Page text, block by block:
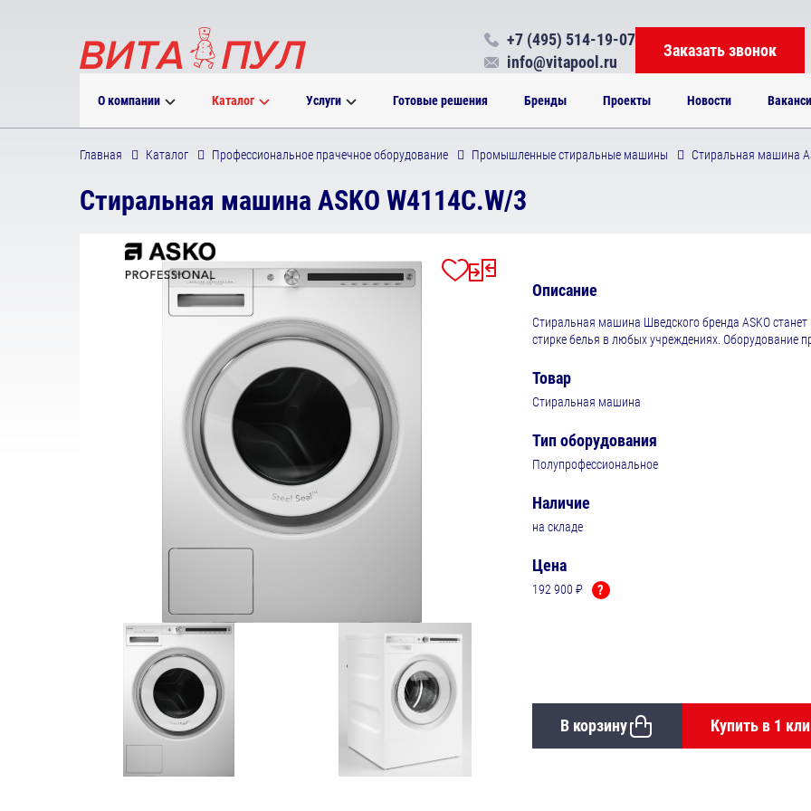
О компании Каталог Услуги Готовые решения Бренды Проекты Новости
+7 (495) 514-19-07
info@vitapool.ru
Заказать звонок
Главная Каталог Профессиональное прачечное оборудование Промышленные стиральные машины Стиральная машина
Стиральная машина ASKO W4114C.W/3
Описание
Стиральная машина Шведского бренда ASKO
стирке белья в любых учреждениях. Оборудование
Товар
Стиральная машина
Тип оборудования
Полупрофессиональное
Наличие
на складе
Цена
192 900 ₽ ?
В корзину Купить в 1